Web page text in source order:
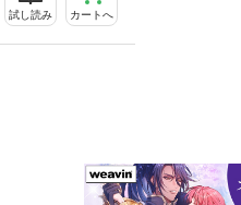
試し読み カートへ